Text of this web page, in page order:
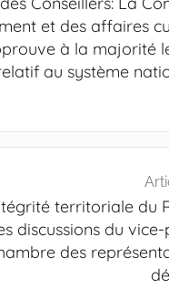
et des affaires
à la majorité
au système
territoriale du
discussions du
des